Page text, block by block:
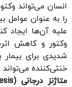
انسان می‌تواند
را به عنوان
علیه آن‌ها ایجاد
وکتور و کاهش
شدیدی برای بیمار
خنثی‌کننده
متاژنز درجانی (Insertional Mutagenesis):